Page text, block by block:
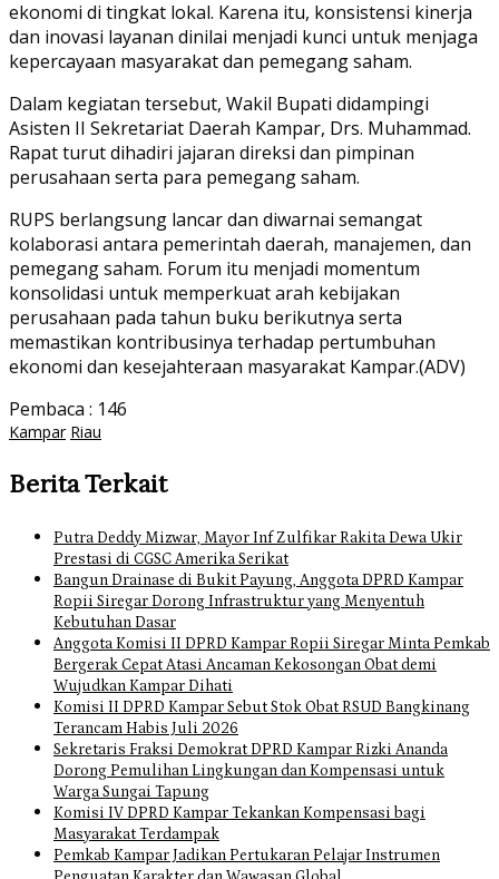
ekonomi di tingkat lokal. Karena itu, konsistensi kinerja
dan inovasi layanan dinilai menjadi kunci untuk menjaga
kepercayaan masyarakat dan pemegang saham.
Dalam kegiatan tersebut, Wakil Bupati didampingi
Asisten II Sekretariat Daerah Kampar, Drs. Muhammad.
Rapat turut dihadiri jajaran direksi dan pimpinan
perusahaan serta para pemegang saham.
RUPS berlangsung lancar dan diwarnai semangat
kolaborasi antara pemerintah daerah, manajemen, dan
pemegang saham. Forum itu menjadi momentum
konsolidasi untuk memperkuat arah kebijakan
perusahaan pada tahun buku berikutnya serta
memastikan kontribusinya terhadap pertumbuhan
ekonomi dan kesejahteraan masyarakat Kampar.(ADV)
Pembaca : 146
Kampar Riau
Berita Terkait
Putra Deddy Mizwar, Mayor Inf Zulfikar Rakita Dewa Ukir
Prestasi di CGSC Amerika Serikat
Bangun Drainase di Bukit Payung, Anggota DPRD Kampar
Ropii Siregar Dorong Infrastruktur yang Menyentuh
Kebutuhan Dasar
Anggota Komisi II DPRD Kampar Ropii Siregar Minta Pemkab
Bergerak Cepat Atasi Ancaman Kekosongan Obat demi
Wujudkan Kampar Dihati
Komisi II DPRD Kampar Sebut Stok Obat RSUD Bangkinang
Terancam Habis Juli 2026
Sekretaris Fraksi Demokrat DPRD Kampar Rizki Ananda
Dorong Pemulihan Lingkungan dan Kompensasi untuk
Warga Sungai Tapung
Komisi IV DPRD Kampar Tekankan Kompensasi bagi
Masyarakat Terdampak
Pemkab Kampar Jadikan Pertukaran Pelajar Instrumen